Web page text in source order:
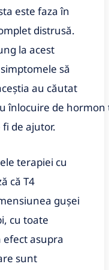
este faza în
distrusă.
la acest
să
au căutat
înlocuire de
de ajutor.
terapiei cu
că T4
gușei
cu toate
efect asupra
sunt